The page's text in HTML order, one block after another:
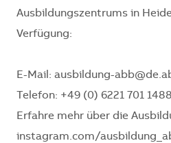
Ausbildungszentrums in
Verfügung:
E-Mail: ausbildung-
Telefon: +49 (0) 6221 701 1488
Erfahre mehr über die
instagram.com/